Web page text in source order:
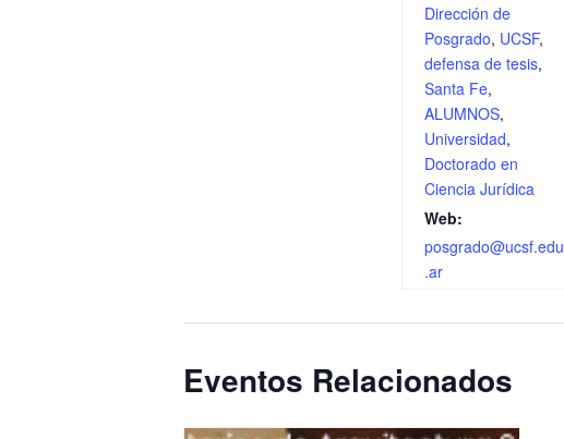
Dirección de
Posgrado, UCSF,
defensa de tesis,
Santa Fe,
ALUMNOS,
Universidad,
Doctorado en
Ciencia Jurídica
Web:
posgrado@ucsf.edu
.ar
Eventos Relacionados